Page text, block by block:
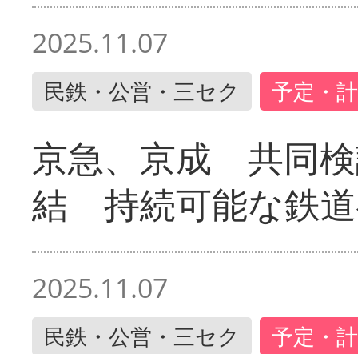
2025.11.07
民鉄・公営・三セク 予定・
京急、京成 共同
結 持続可能な鉄
2025.11.07
民鉄・公営・三セク 予定・